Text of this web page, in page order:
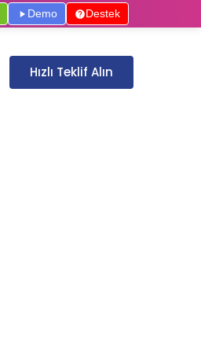
Demo Destek
Hızlı Teklif Alın